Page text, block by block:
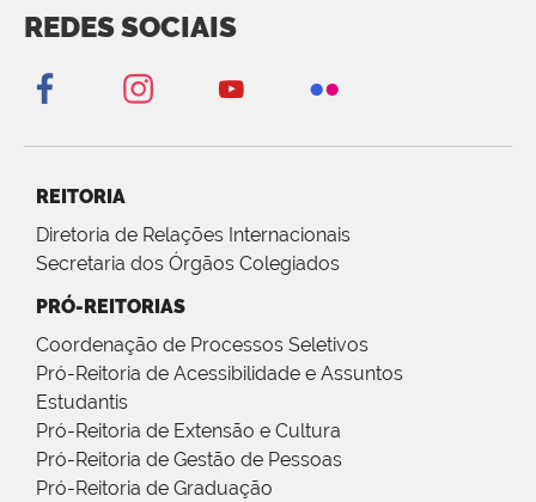
REDES SOCIAIS
REITORIA
Diretoria de Relações Internacionais
Secretaria dos Órgãos Colegiados
PRÓ-REITORIAS
Coordenação de Processos Seletivos
Pró-Reitoria de Acessibilidade e Assuntos
Estudantis
Pró-Reitoria de Extensão e Cultura
Pró-Reitoria de Gestão de Pessoas
Pró-Reitoria de Graduação